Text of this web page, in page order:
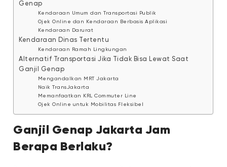
Genap
Kendaraan Umum dan Transportasi Publik
Ojek Online dan Kendaraan Berbasis Aplikasi
Kendaraan Darurat
Kendaraan Dinas Tertentu
Kendaraan Ramah Lingkungan
Alternatif Transportasi Jika Tidak Bisa Lewat Saat
Ganjil Genap
Mengandalkan MRT Jakarta
Naik TransJakarta
Memanfaatkan KRL Commuter Line
Ojek Online untuk Mobilitas Fleksibel
Ganjil Genap Jakarta Jam
Berapa Berlaku?